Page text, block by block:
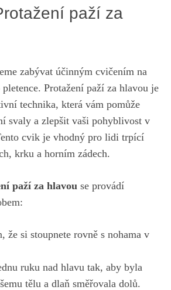
⁣paží za
zabývat‌ účinným cvičením ‌na
Protažení paží za hlavou je
technika, která⁢ vám pomůže
svaly a⁣ zlepšit vaši⁣ pohyblivost v
cvik je vhodný pro lidi trpící
⁣krku a horním zádech.
paží za hlavou se ⁢provádí
že si stoupnete rovně s nohama v
ruku nad hlavu tak,‍ aby byla
tělu a ‌dlaň ⁢směřovala dolů.